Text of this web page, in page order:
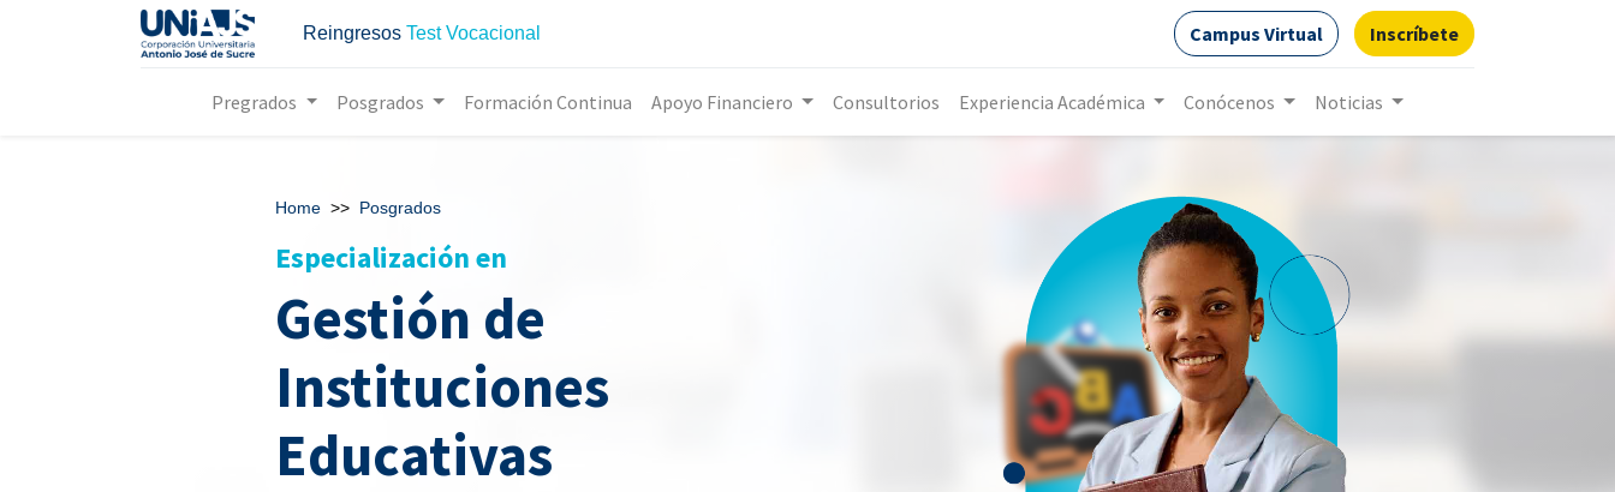
Reingresos Test Vocacional Campus Virtual Inscríbete
Pregrados Posgrados Formación Continua Apoyo Financiero Consultorios Experiencia Académica Conócenos Noticias
Home >> Posgrados
Especialización en
Gestión de
Instituciones
Educativas